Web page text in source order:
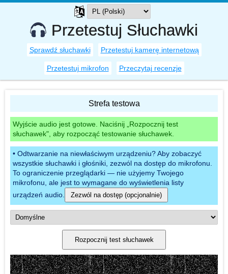
Przetestuj Słuchawki
Sprawdź słuchawki Przetestuj kamerę internetową
Przetestuj mikrofon Przeczytaj recenzje
Strefa testowa
Wyjście audio jest gotowe. Naciśnij „Rozpocznij test
słuchawek", aby rozpocząć testowanie słuchawek.
Odtwarzanie na niewłaściwym urządzeniu? Aby zobaczyć
wszystkie słuchawki i głośniki, zezwól na dostęp do mikrofonu.
To ograniczenie przeglądarki — nie użyjemy Twojego
mikrofonu, ale jest to wymagane do wyświetlenia listy
urządzeń audio.
Zezwól na dostęp (opcjonalnie)
Rozpocznij test słuchawek